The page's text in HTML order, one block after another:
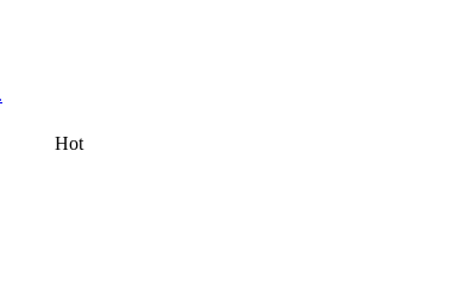
Hot